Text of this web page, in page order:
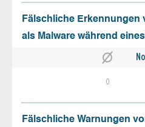
Fälschliche Erkennungen
als Malware während
0
Fälschliche Warnungen